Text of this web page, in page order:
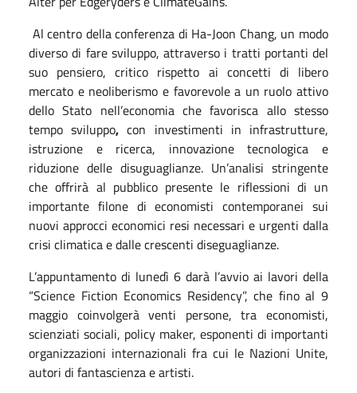
Al centro della conferenza di Ha-Joon Chang, un modo
diverso di fare sviluppo, attraverso i tratti portanti del
suo pensiero, critico rispetto ai concetti di libero
mercato e neoliberismo e favorevole a un ruolo attivo
dello Stato nell’economia che favorisca allo stesso
tempo sviluppo, con investimenti in infrastrutture,
istruzione e ricerca, innovazione tecnologica e
riduzione delle disuguaglianze. Un’analisi stringente
che offrirà al pubblico presente le riflessioni di un
importante filone di economisti contemporanei sui
nuovi approcci economici resi necessari e urgenti dalla
crisi climatica e dalle crescenti diseguaglianze.
L’appuntamento di lunedì 6 darà l’avvio ai lavori della
“Science Fiction Economics Residency”, che fino al 9
maggio coinvolgerà venti persone, tra economisti,
scienziati sociali, policy maker, esponenti di importanti
organizzazioni internazionali fra cui le Nazioni Unite,
autori di fantascienza e artisti.